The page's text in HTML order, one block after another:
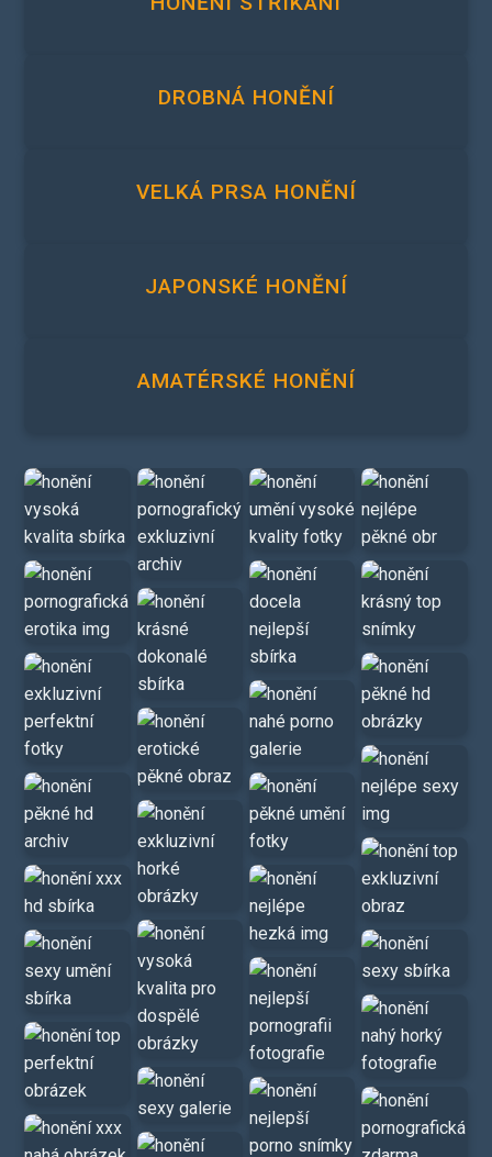
DROBNÁ HONĚNÍ
VELKÁ PRSA HONĚNÍ
JAPONSKÉ HONĚNÍ
AMATÉRSKÉ HONĚNÍ